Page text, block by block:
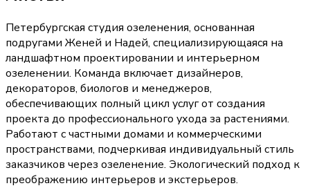
Петербургская студия озеленения, основанная
подругами Женей и Надей, специализирующаяся на
ландшафтном проектировании и интерьерном
озеленении. Команда включает дизайнеров,
декораторов, биологов и менеджеров,
обеспечивающих полный цикл услуг от создания
проекта до профессионального ухода за растениями.
Работают с частными домами и коммерческими
пространствами, подчеркивая индивидуальный стиль
заказчиков через озеленение. Экологический подход к
преображению интерьеров и экстерьеров.